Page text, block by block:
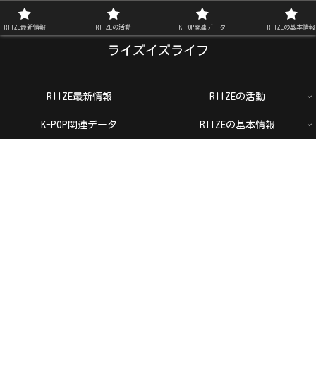
ライズイズライフ
RIIZE最新情報 RIIZEの活動
K-POP関連データ RIIZEの基本情報
RIIZE最新情報 RIIZEの活動 K-POP関連データ RIIZEの基本情報